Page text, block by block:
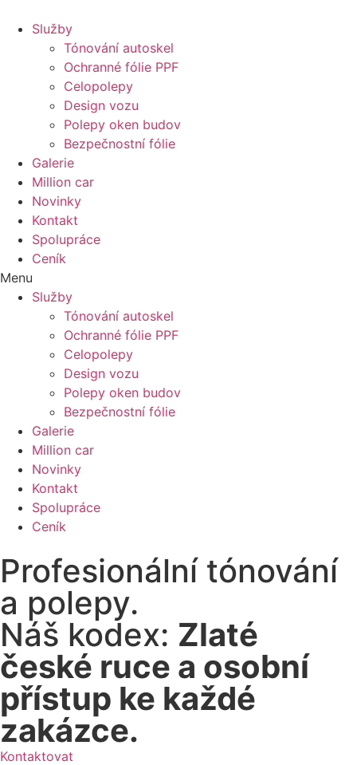
Služby
Tónování autoskel
Ochranné fólie PPF
Celopolepy
Design vozu
Polepy oken budov
Bezpečnostní fólie
Galerie
Million car
Novinky
Kontakt
Spolupráce
Ceník
Menu
Služby
Tónování autoskel
Ochranné fólie PPF
Celopolepy
Design vozu
Polepy oken budov
Bezpečnostní fólie
Galerie
Million car
Novinky
Kontakt
Spolupráce
Ceník
Profesionální tónování
a polepy.
Náš kodex: Zlaté
české ruce a osobní
přístup ke každé
zakázce.
Kontaktovat